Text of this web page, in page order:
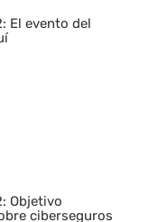
El evento del
Objetivo
ciberseguros